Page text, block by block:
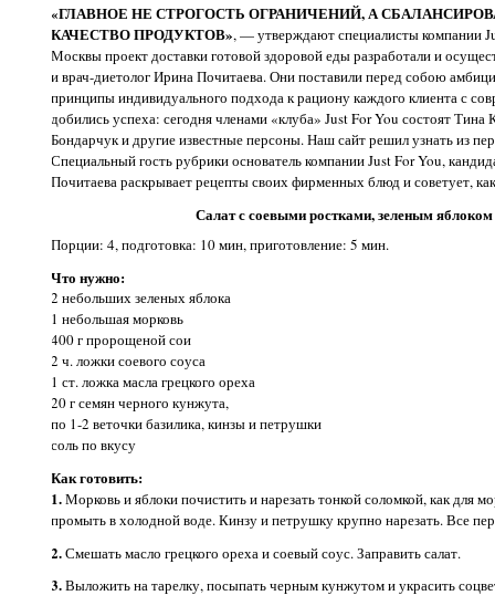
«ГЛАВНОЕ НЕ СТРОГОСТЬ ОГРАНИЧЕНИЙ, А
КАЧЕСТВО ПРОДУКТОВ», — утверждают специалисты компании
Москвы проект доставки готовой здоровой еды разработали и
и врач-диетолог Ирина Почитаева. Они поставили перед собою
принципы индивидуального подхода к рациону каждого клиента с
добились успеха: сегодня членами «клуба» Just For You состоят
Бондарчук и другие известные персоны. Наш сайт решил узнать из
Специальный гость рубрики основатель компании Just For You,
Почитаева раскрывает рецепты своих фирменных блюд и советует,
Салат с соевыми ростками, зеленым
Порции: 4, подготовка: 10 мин, приготовление: 5 мин.
Что нужно:
2 небольших зеленых яблока
1 небольшая морковь
400 г пророщеной сои
2 ч. ложки соевого соуса
1 ст. ложка масла грецкого ореха
20 г семян черного кунжута,
по 1-2 веточки базилика, кинзы и петрушки
соль по вкусу
Как готовить:
1.Морковь и яблоки почистить и нарезать тонкой соломкой, как для
промыть в холодной воде. Кинзу и петрушку крупно нарезать. Все
2.Смешать масло грецкого ореха и соевый соус. Заправить салат.
3.Выложить на тарелку, посыпать черным кунжутом и украсить